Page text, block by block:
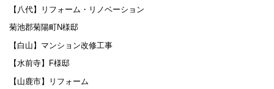
【八代】リフォーム・リノベーション
菊池郡菊陽町N様邸
【白山】マンション改修工事
【水前寺】F様邸
【山鹿市】リフォーム